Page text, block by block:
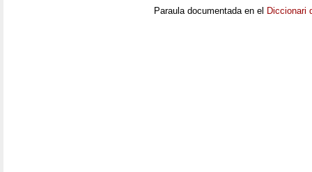
Paraula documentada en el Diccionari